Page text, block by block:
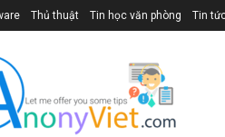
Thủ thuật Tin học văn phòng Tin